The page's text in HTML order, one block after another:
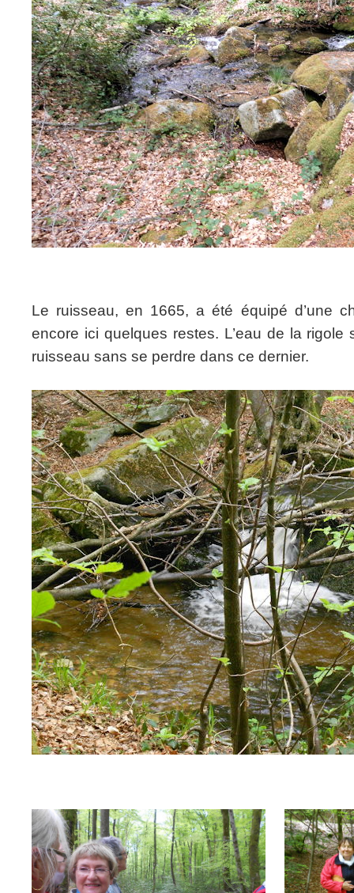
Le ruisseau, en 1665, a été équipé d’une
encore ici quelques restes. L’eau de la
ruisseau sans se perdre dans ce dernier.